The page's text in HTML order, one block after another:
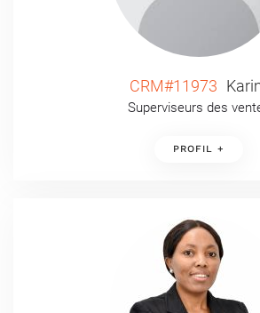
CRM#11973
Superviseurs des
PROFIL +